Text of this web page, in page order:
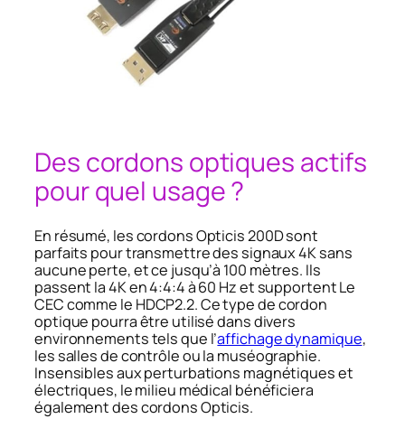
Des cordons optiques actifs
pour quel usage ?
En résumé, les cordons Opticis 200D sont
parfaits pour transmettre des signaux 4K sans
aucune perte, et ce jusqu’à 100 mètres. Ils
passent la 4K en 4:4:4 à 60 Hz et supportent Le
CEC comme le HDCP2.2. Ce type de cordon
optique pourra être utilisé dans divers
environnements tels que l’affichage dynamique,
les salles de contrôle ou la muséographie.
Insensibles aux perturbations magnétiques et
électriques, le milieu médical bénéficiera
également des cordons Opticis.